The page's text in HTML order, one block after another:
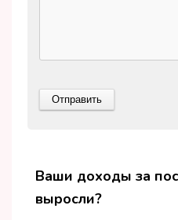
Ваши доходы за
выросли?